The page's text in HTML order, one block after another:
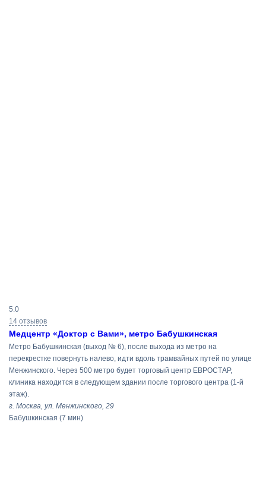
поиска
5.0
14 отзывов
Медцентр «Доктор с Вами», метро Бабушкинская
Метро Бабушкинская (выход № 6), после выхода из метро на
перекрестке повернуть налево, идти вдоль трамвайных путей по улице
Менжинского. Через 500 метро будет торговый центр ЕВРОСТАР,
клиника находится в следующем здании после торгового центра (1-й
этаж).
г. Москва, ул. Менжинского, 29
Бабушкинская (7 мин)